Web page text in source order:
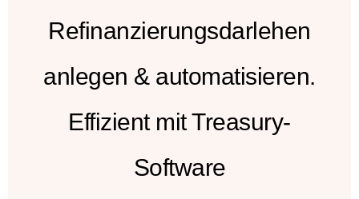
Refinanzierungsdarlehen
anlegen & automatisieren.
Effizient mit Treasury-
Software